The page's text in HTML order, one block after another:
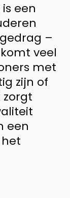
een
–
veel
met
zijn of
een